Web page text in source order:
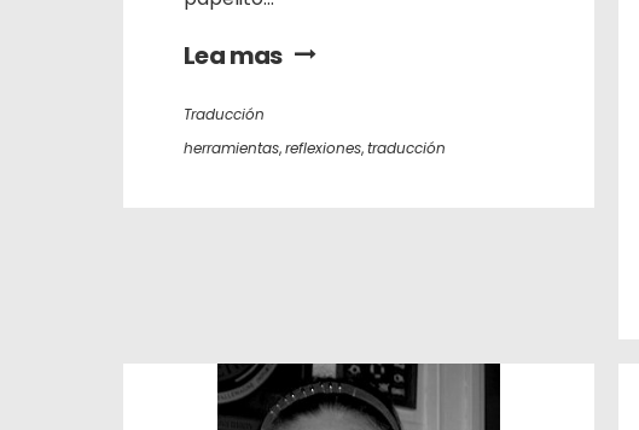
Lea mas
Traducción
herramientas,reflexiones,traducción